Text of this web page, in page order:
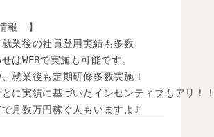
報　】
業後の社員登用実績も多数
はWEBで実施も可能です。
就業後も定期研修多数実施！
に実績に基づいたインセンティブもアリ！
月数万円稼ぐ人もいますよ♪